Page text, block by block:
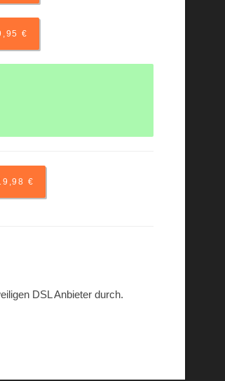
€
€
DSL Anbieter durch.